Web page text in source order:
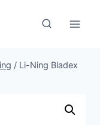
/ Li-Ning Bladex